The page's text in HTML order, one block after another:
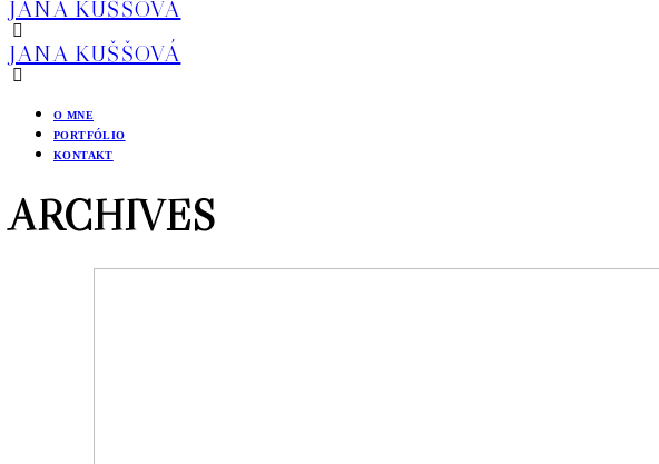
JANA KUŠŠOVÁ
JANA KUŠŠOVÁ
O MNE
PORTFÓLIO
KONTAKT
ARCHIVES